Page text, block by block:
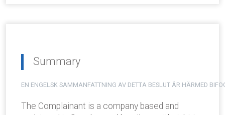
Summary
EN ENGELSK SAMMANFATTNING AV DETTA BESLUT ÄR HÄRMED
The Complainant is a company based and